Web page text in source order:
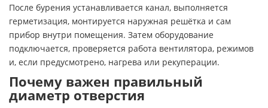
После бурения устанавливается канал, выполняется
герметизация, монтируется наружная решётка и сам
прибор внутри помещения. Затем оборудование
подключается, проверяется работа вентилятора, режимов
и, если предусмотрено, нагрева или рекуперации.
Почему важен правильный
диаметр отверстия